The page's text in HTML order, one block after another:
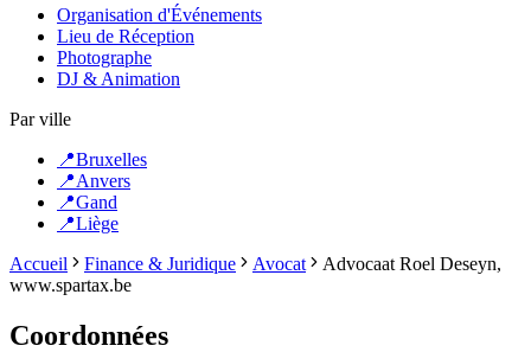
Organisation d'Événements
Lieu de Réception
Photographe
DJ & Animation
Par ville
📍Bruxelles
📍Anvers
📍Gand
📍Liège
Accueil
Finance & Juridique Avocat
Advocaat Roel Deseyn,
www.spartax.be
Coordonnées